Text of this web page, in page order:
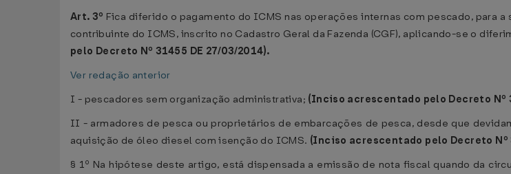
Art. 3º Fica diferido o pagamento do ICMS nas operações internas com pescado, para
contribuinte do ICMS, inscrito no Cadastro Geral da Fazenda (CGF), aplicando-se o
pelo Decreto Nº 31455 DE 27/03/2014).
Ver redação anterior
I - pescadores sem organização administrativa; (Inciso acrescentado pelo Decreto Nº
II - armadores de pesca ou proprietários de embarcações de pesca, desde que
aquisição de óleo diesel com isenção do ICMS. (Inciso acrescentado pelo Decreto Nº
§ 1º Na hipótese deste artigo, está dispensada a emissão de nota fiscal quando da